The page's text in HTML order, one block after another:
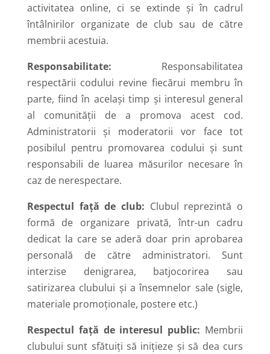
activitatea online, ci se extinde și în cadrul
întâlnirilor organizate de club sau de către
membrii acestuia.
Responsabilitate: Responsabilitatea
respectării codului revine fiecărui membru în
parte, fiind în același timp și interesul general
al comunității de a promova acest cod.
Administratorii și moderatorii vor face tot
posibilul pentru promovarea codului și sunt
responsabili de luarea măsurilor necesare în
caz de nerespectare.
Respectul față de club: Clubul reprezintă o
formă de organizare privată, într-un cadru
dedicat la care se aderă doar prin aprobarea
personală de către administratori. Sunt
interzise denigrarea, batjocorirea sau
satirizarea clubului și a însemnelor sale (sigle,
materiale promoționale, postere etc.)
Respectul față de interesul public: Membrii
clubului sunt sfătuiți să inițieze și să dea curs